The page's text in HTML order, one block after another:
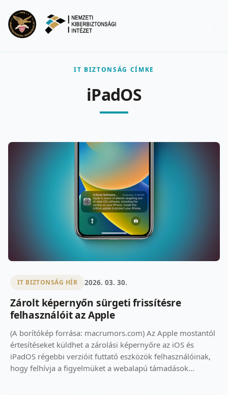
IT BIZTONSÁG CÍMKE
iPadOS
IT BIZTONSÁG HÍR 2026. 03. 30.
Zárolt képernyőn sürgeti frissítésre
felhasználóit az Apple
(A borítókép forrása: macrumors.com) Az Apple mostantól
értesítéseket küldhet a zárolási képernyőre az iOS és
iPadOS régebbi verzióit futtató eszközök felhasználóinak,
hogy felhívja a figyelmüket a webalapú támadások...